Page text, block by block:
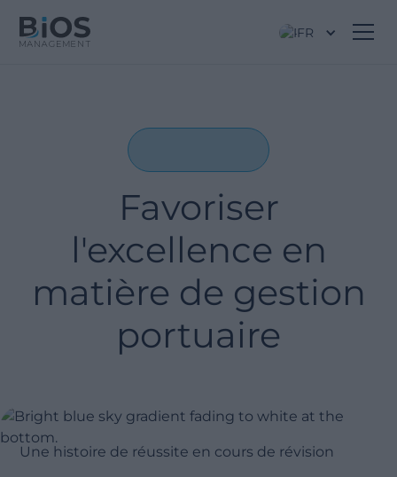
FR
Favoriser
l'excellence en
matière de gestion
portuaire
Une histoire de réussite en cours de révision